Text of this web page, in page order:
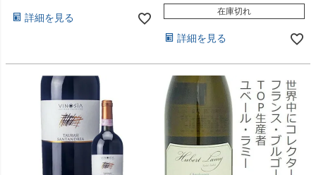
詳細を見る
在庫切れ
詳細を見る